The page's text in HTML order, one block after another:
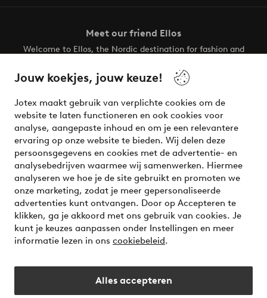
Jouw koekjes, jouw keuze!
Jotex maakt gebruik van verplichte cookies om de
website te laten functioneren en ook cookies voor
analyse, aangepaste inhoud en om je een relevantere
ervaring op onze website te bieden. Wij delen deze
persoonsgegevens en cookies met de advertentie- en
analysebedrijven waarmee wij samenwerken. Hiermee
analyseren we hoe je de site gebruikt en promoten we
onze marketing, zodat je meer gepersonaliseerde
advertenties kunt ontvangen. Door op Accepteren te
klikken, ga je akkoord met ons gebruik van cookies. Je
kunt je keuzes aanpassen onder Instellingen en meer
informatie lezen in ons cookiebeleid.
Alles accepteren
Meet our friend Ellos
Welcome to Ellos, the Nordic destination for fashion and
your wardrobe. Your next inspiring look is here!
Veilig betalen - Nu betalen of opsplitsen
Wil je meer weten over onze betaalopties?